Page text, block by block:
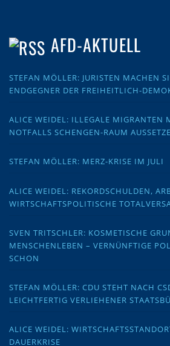
AFD-AKTUELL
STEFAN MÖLLER: JURISTEN MACHEN
ENDGEGNER DER FREIHEITLICH-
ALICE WEIDEL: ILLEGALE MIGRANTEN
NOTFALLS SCHENGEN-RAUM
STEFAN MÖLLER: MERZ-KRISE IM JULI
ALICE WEIDEL: REKORDSCHULDEN,
WIRTSCHAFTSPOLITISCHE
SVEN TRITSCHLER: KOSMETISCHE
MENSCHENLEBEN – VERNÜNFTIGE
SCHON
STEFAN MÖLLER: CDU STEHT NACH
LEICHTFERTIG VERLIEHENER
ALICE WEIDEL:
DAUERKRISE